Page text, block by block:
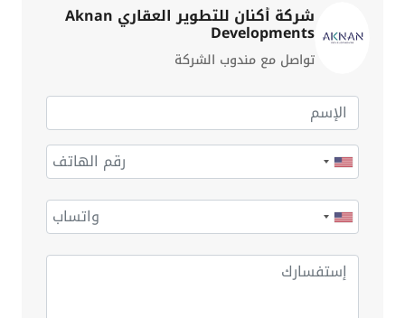
شركة أكنان للتطوير العقاري Aknan
Developments
تواصل مع مندوب الشركة